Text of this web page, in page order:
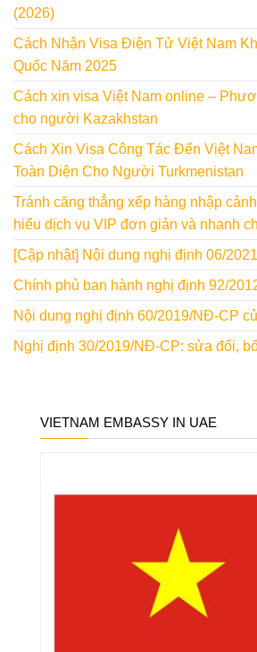
(2026)
Cách Nhận Visa Điện Tử Việt Nam
Quốc Năm 2025
Cách xin visa Việt Nam online –
cho người Kazakhstan
Cách Xin Visa Công Tác Đến Việt
Toàn Diện Cho Người Turkmenistan
Tránh căng thẳng xếp hàng nhập
hiểu dịch vụ VIP đơn giản và nhanh
[Cập nhật] Nội dung nghị định 06/
Chính phủ ban hành nghị định 92/
Nội dung nghị định 60/2019/NĐ-CP
Nghị định 30/2019/NĐ-CP: sửa đổi,
VIETNAM EMBASSY IN UAE